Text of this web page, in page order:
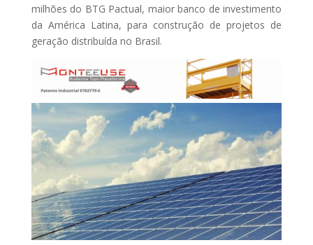
milhões do BTG Pactual, maior banco de investimento
da América Latina, para construção de projetos de
geração distribuída no Brasil.